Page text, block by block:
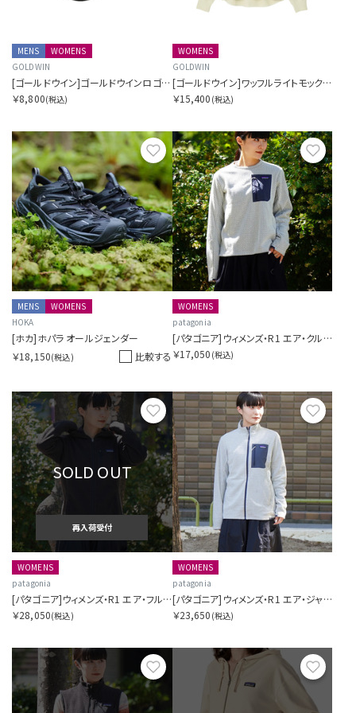
MENS
WOMENS
GOLDWIN
[ゴールドウイン]ゴールドウインロゴコットンキャップ
￥8,800(税込)
WOMENS
GOLDWIN
[ゴールドウイン]ワッフルライトモックネックロングスリーブティーシャツ
￥15,400 (税込)
お気に入り
MENS
WOMENS
HOKA
[ホカ]ホパラ オールジェンダー
￥18,150(税込) 比較する
お気
WOMENS
patagonia
[パタゴニア]ウィメンズ・R1 エア・クルー
￥17,050 (税込)
お気に入り
SOLD OUT
再入荷受付
WOMENS
patagonia
[パタゴニア]ウィメンズ・R1 エア・フルジップ・フーディ
￥28,050(税込)
お気
WOMENS
patagonia
[パタゴニア]ウィメンズ・R1 エア・ジャケット
￥23,650 (税込)
お気に入り